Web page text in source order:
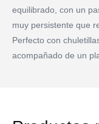
equilibrado, con un
muy persistente que
Perfecto con
acompañado de un